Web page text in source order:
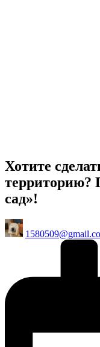
Хотите
территорию?
сад»!
Posted
by